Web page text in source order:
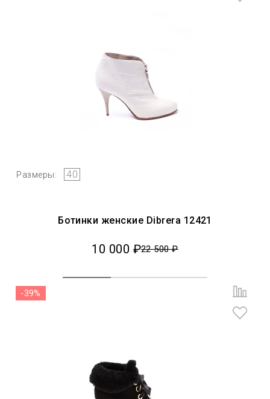
Размеры: 40
Ботинки женские Dibrera 12421
10 000 ₽22 500 ₽
-39%